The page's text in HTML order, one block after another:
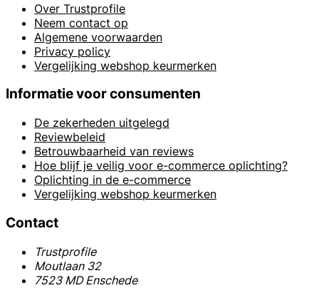
Over Trustprofile
Neem contact op
Algemene voorwaarden
Privacy policy
Vergelijking webshop keurmerken
Informatie voor consumenten
De zekerheden uitgelegd
Reviewbeleid
Betrouwbaarheid van reviews
Hoe blijf je veilig voor e-commerce oplichting?
Oplichting in de e-commerce
Vergelijking webshop keurmerken
Contact
Trustprofile
Moutlaan 32
7523 MD Enschede